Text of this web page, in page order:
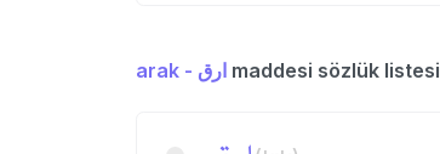
arak - ارق maddesi sözlük listesi